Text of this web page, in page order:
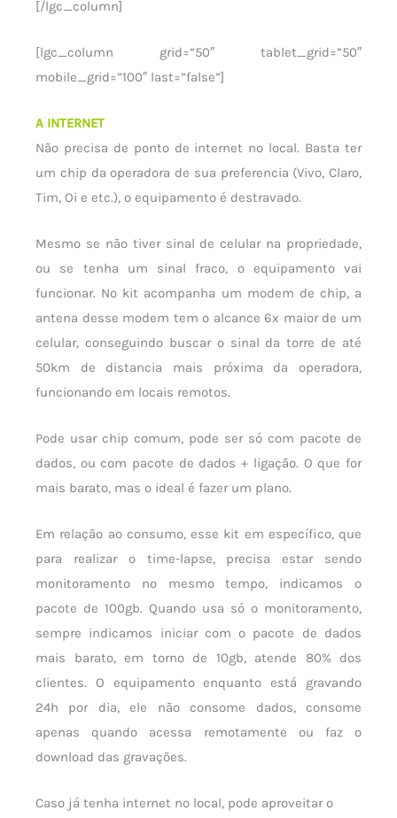
[/lgc_column]
[lgc_column grid=”50″ tablet_grid=”50″
mobile_grid=”100″ last=”false”]
A INTERNET
Não precisa de ponto de internet no local. Basta ter
um chip da operadora de sua preferencia (Vivo, Claro,
Tim, Oi e etc.), o equipamento é destravado.
Mesmo se não tiver sinal de celular na propriedade,
ou se tenha um sinal fraco, o equipamento vai
funcionar. No kit acompanha um modem de chip, a
antena desse modem tem o alcance 6x maior de um
celular, conseguindo buscar o sinal da torre de até
50km de distancia mais próxima da operadora,
funcionando em locais remotos.
Pode usar chip comum, pode ser só com pacote de
dados, ou com pacote de dados + ligação. O que for
mais barato, mas o ideal é fazer um plano.
Em relação ao consumo, esse kit em específico, que
para realizar o time-lapse, precisa estar sendo
monitoramento no mesmo tempo, indicamos o
pacote de 100gb. Quando usa só o monitoramento,
sempre indicamos iniciar com o pacote de dados
mais barato, em torno de 10gb, atende 80% dos
clientes. O equipamento enquanto está gravando
24h por dia, ele não consome dados, consome
apenas quando acessa remotamente ou faz o
download das gravações.
Caso já tenha internet no local, pode aproveitar o